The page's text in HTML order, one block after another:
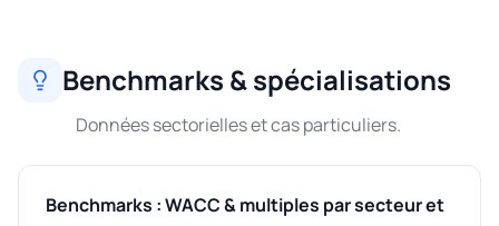
Benchmarks & spécialisations
Données sectorielles et cas particuliers.
Benchmarks : WACC & multiples par secteur et